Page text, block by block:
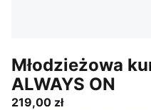
Młodzieżowa
ALWAYS ON
219,00 zł